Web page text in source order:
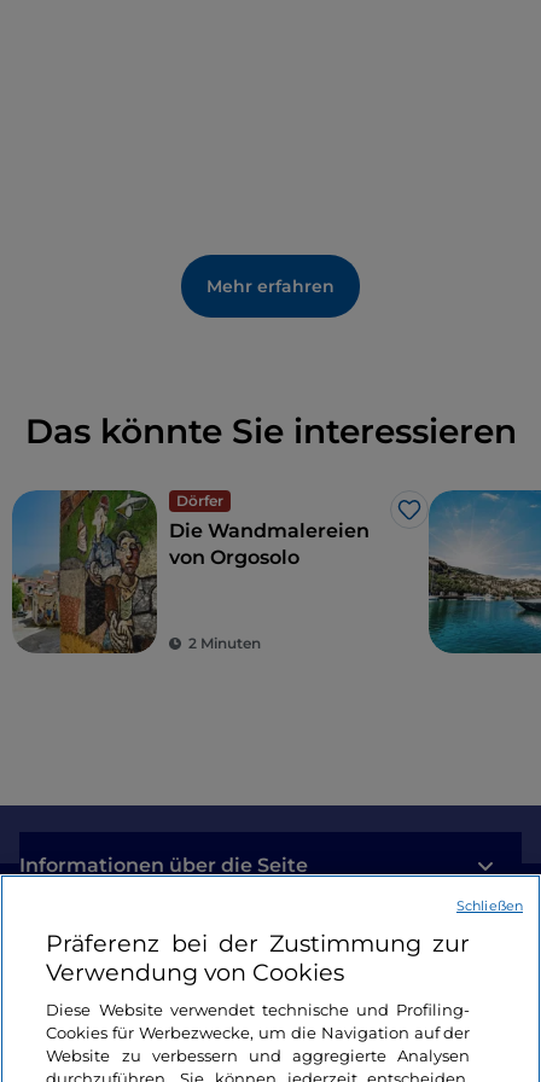
Mehr erfahren
Das könnte Sie interessieren
Dörfer
Like
Die Wandmalereien
von Orgosolo
2 Minuten
Informationen über die Seite
Nützliche Links
Login
Bleiben wir in Kontakt
Präferenz bei der Zustimmung zur
Verwendung von Cookies
Diese Website verwendet technische und Profiling-
Cookies für Werbezwecke, um die Navigation auf der
Website zu verbessern und aggregierte Analysen
Schließen